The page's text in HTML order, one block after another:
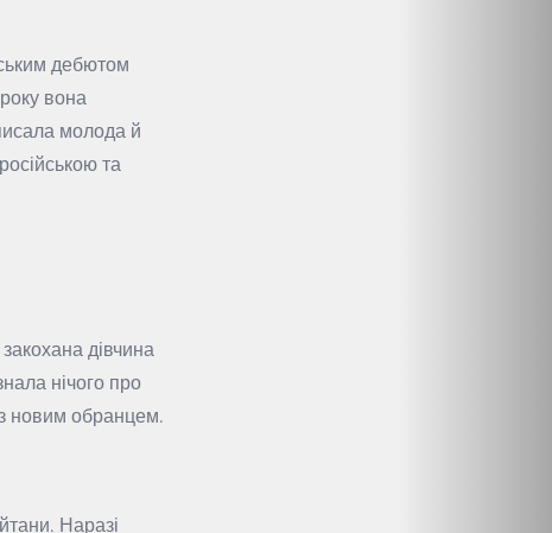
дебютом
вона
молода й
та
дівчина
нічого про
з новим обранцем.
Наразі